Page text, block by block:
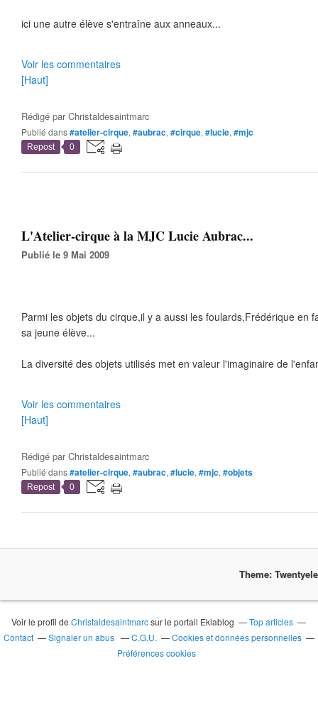
ici une autre élève s'entraîne aux anneaux...
Voir les commentaires
[Haut]
Rédigé parChristaldesaintmarc
Publié dans#atelier-cirque, #aubrac, #cirque, #lucie, #mjc
Repost 0
L'Atelier-cirque à la MJC Lucie Aubrac...
Publié le 9 Mai 2009
Parmi les objets du cirque,il y a aussi les foulards,Frédérique en
sa jeune élève...
La diversité des objets utilisés met en valeur l'imaginaire de
Voir les commentaires
[Haut]
Rédigé parChristaldesaintmarc
Publié dans#atelier-cirque, #aubrac, #lucie, #mjc, #objets
Repost 0
Theme:
Voir le profil deChristaldesaintmarcsur le portail Eklablog
Top articles
Contact
Signaler un abus C.G.U.
Cookies et données personnelles
Préférences cookies